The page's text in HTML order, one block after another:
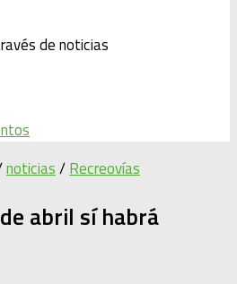
de noticias
noticias/Recreovías
abril sí habrá